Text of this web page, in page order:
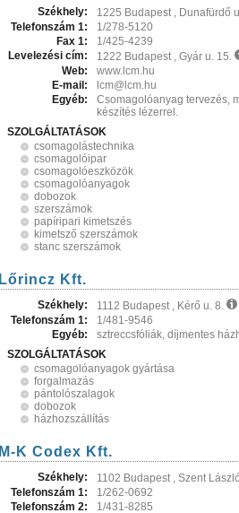
Székhely:
1225 Budapest , Dunafürdő
Telefonszám 1:
1/278-5120
Fax 1:
1/425-4239
Levelezési cím:
1222 Budapest , Gyár u. 15.
Web:
www.lcm.hu
E-mail:
lcm@lcm.hu
Egyéb:
Csomagolóanyag tervezés,
készítés lézerrel.
SZOLGÁLTATÁSOK
csomagolástechnika
csomagolóipar
csomagolóeszközök
csomagolóanyagok
dobozok
szerszámok
papíripari kimetszés
kimetsző szerszámok
stanc szerszámok
Lőrincz Kft.
Székhely:
1112 Budapest , Kérő u. 8.
Telefonszám 1:
1/481-9546
Egyéb:
sztreccsfóliák, díjmentes
SZOLGÁLTATÁSOK
csomagolóanyagok gyártása
forgalmazás
pántolószalagok
dobozok
házhozszállítás
M-K Codex Kft.
Székhely:
1102 Budapest , Szent
Telefonszám 1:
1/262-0692
Telefonszám 2:
1/431-8285